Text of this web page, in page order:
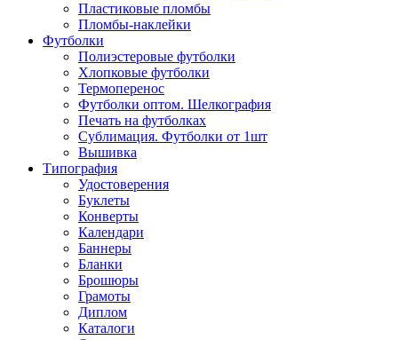
Пластиковые пломбы
Пломбы-наклейки
Футболки
Полиэстеровые футболки
Хлопковые футболки
Термоперенос
Футболки оптом. Шелкография
Печать на футболках
Сублимация. Футболки от 1шт
Вышивка
Типография
Удостоверения
Буклеты
Конверты
Календари
Баннеры
Бланки
Брошюры
Грамоты
Диплом
Каталоги